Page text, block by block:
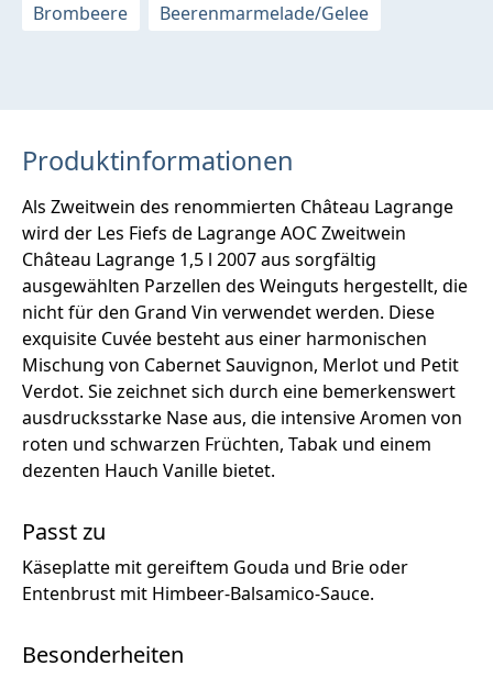
Brombeere
Beerenmarmelade/Gelee
Produktinformationen
Als Zweitwein des renommierten Château Lagrange
wird der Les Fiefs de Lagrange AOC Zweitwein
Château Lagrange 1,5 l 2007 aus sorgfältig
ausgewählten Parzellen des Weinguts hergestellt, die
nicht für den Grand Vin verwendet werden. Diese
exquisite Cuvée besteht aus einer harmonischen
Mischung von Cabernet Sauvignon, Merlot und Petit
Verdot. Sie zeichnet sich durch eine bemerkenswert
ausdrucksstarke Nase aus, die intensive Aromen von
roten und schwarzen Früchten, Tabak und einem
dezenten Hauch Vanille bietet.
Passt zu
Käseplatte mit gereiftem Gouda und Brie oder
Entenbrust mit Himbeer-Balsamico-Sauce.
Besonderheiten